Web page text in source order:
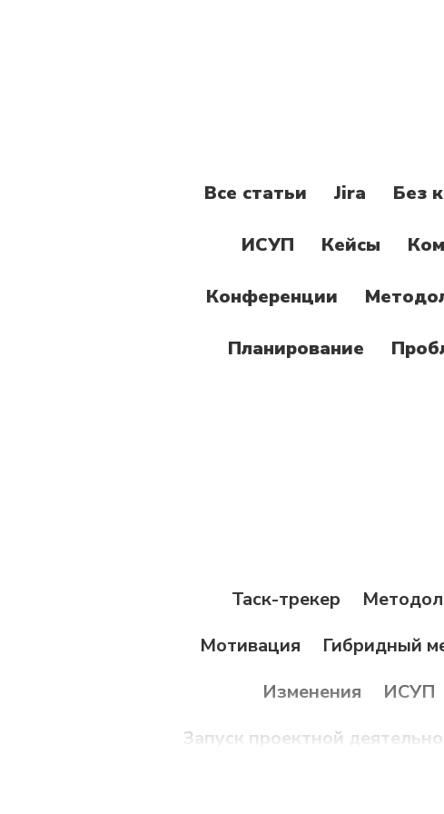
Все статьи Jira Без
ИСУП Кейсы
Конференции
Планирование
Таск-трекер
Мотивация
Гибридный
Изменения
ИСУП
Запуск проектной